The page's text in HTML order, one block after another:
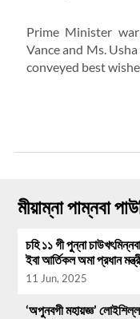
Prime Minister
Vance and Ms.
conveyed best
মীয়াম্না পাম্নবা
চহি ১১ গী পুন্না
ইবা আর্তিকল অমা প্রধান
11 Jun, 2025
‘অপুনবগী মহায়জ্ঞ’